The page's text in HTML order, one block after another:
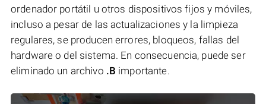
ordenador portátil u otros dispositivos fijos y móviles,
incluso a pesar de las actualizaciones y la limpieza
regulares, se producen errores, bloqueos, fallas del
hardware o del sistema. En consecuencia, puede ser
eliminado un archivo .B importante.